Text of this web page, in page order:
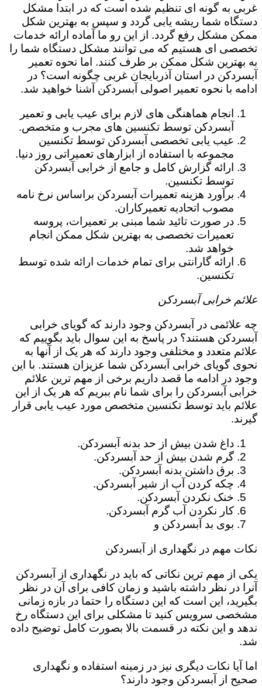
غربی به گونه ای تنظیم شده است که در ابتدا مشکل
دستگاه شما ریشه یابی گردد و سپس به بهترین شکل
ممکن مشکل رفع گردد. از این رو ما آماده ارائه خدمات
تخصصی ای هستیم که می توانند مشکل دستگاه شما را
به بهترین شکل ممکن بر طرف کنند. اما نحوه تعمیر
آبسردکن در استان آذربایجان غربی چگونه است؟ در
ادامه با نحوه تعمیر اصولی آبسردکن آشنا خواهید شد.
انجام هماهنگی های لازم برای عیب یابی و تعمیر
آبسردکن توسط تکنسین های مجرب و متخصص.
عیب یابی تخصصی آبسردکن توسط تکنسین
مجموعه با استفاده از ابزارهای تعمیراتی روز دنیا.
ارائه گزارش کامل و جامع از خرابی آبسردکن
توسط تکنسین.
برآورد هزینه تعمیرات آبسردکن براساس نرخ نامه
مصوب اتحادیه تعمیرکاران.
در صورت تائید شما مبنی بر تعمیرات، پروسه
تعمیرات تخصصی به بهترین شکل ممکن انجام
خواهد شد.
ارائه گارانتی برای تمام خدمات ارائه شده توسط
تکنسین.
علائم خرابی آبسردکن
چه علائمی در آبسردکن وجود دارند که گویای خرابی
آبسردکن هستند؟ در پاسخ به این سوال باید بگوییم که
علائم متعدد و مختلفی وجود دارند که هر یک از آنها به
نحوی گویای خرابی آبسردکن شما عزیزان هستند. با این
وجود در ادامه ما قصد داریم برخی از مهم ترین علائم
خرابی آبسردکن را برای شما نام ببریم که هر یک از این
علائم باید توسط تکنسین متخصص مورد عیب یابی قرار
گیرند.
داغ شدن بیش از حد بدنه آبسردکن.
گرم شدن بیش از حد آبسردکن.
برق داشتن بدنه آبسردکن.
چکه کردن آب از شیر آبسردکن.
خنک نکردن آبسردکن.
کار نکردن آب گرم آبسردکن.
بوی بد آبسردکن و
نکات مهم در نگهداری از آبسردکن
یکی از مهم ترین نکاتی که باید در نگهداری از آبسردکن
آنرا در نظر داشته باشید و زمان کافی برای آن در نظر
بگیرید، این است که این دستگاه را حتما در بازه زمانی
مشخصی سرویس کنید تا مشکلی برای این دستگاه رخ
ندهد و این نکته در قسمت بالا بصورت کامل توضیح داده
شد.
اما آیا نکات دیگری نیز در زمینه استفاده و نگهداری
صحیح از آبسردکن وجود دارند؟